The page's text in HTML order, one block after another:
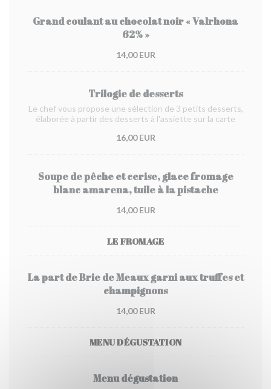
Grand coulant au chocolat noir « Valrhona
62% »
14,00 EUR
Trilogie de desserts
Le chef vous propose une sélection de 3 petits desserts,
élaborée à partir des desserts à l'assiette sur la carte
16,00 EUR
Soupe de pêche et cerise, glace fromage
blanc amarena, tuile à la pistache
14,00 EUR
LE FROMAGE
La part de Brie de Meaux garni aux truffes et
champignons
14,00 EUR
MENU DÉGUSTATION
Menu dégustation